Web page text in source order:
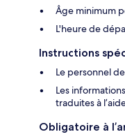
Âge minimum
L'heure de
Instructions
Le personnel
Les
traduites à
Obligatoire à